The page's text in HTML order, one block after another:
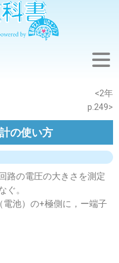
<2年
p.249>
の使い方
路の電圧の大きさを測定
ぐ。
池）の+極側に，ー端子